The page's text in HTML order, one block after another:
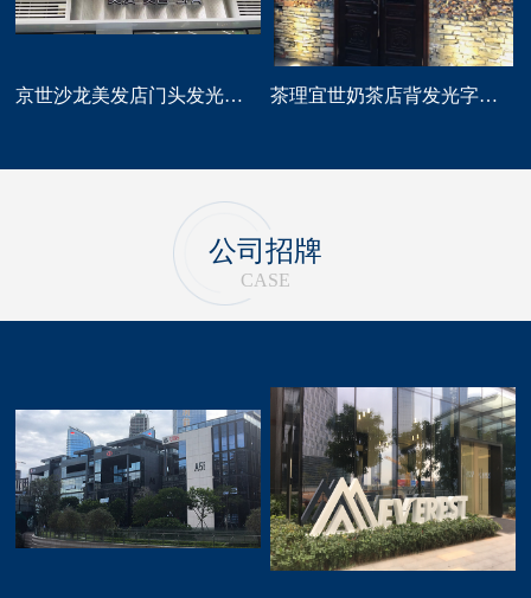
京世沙龙美发店门头发光字招牌定做 茶理宜世奶茶店背发光字门头招牌制作安装
公司招牌
CASE